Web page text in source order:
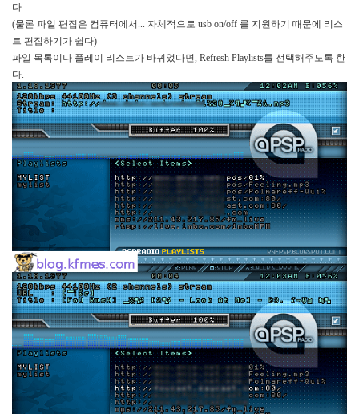
다
(물론 파일 편집은 컴퓨터에서 자체적으로 usb on/off 를 지원하기 때문에 리스
트 편집하기가 쉽다)
파일 목록이나 플레이 리스트가 바뀌었다면 , Refresh Playlists를 선택해주도록 한
다